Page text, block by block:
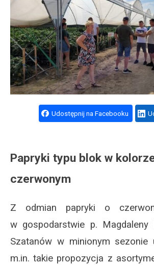
Udostępnij na Facebooku
Papryki typu blok w
czerwonym
Z odmian papryki o
w gospodarstwie p. Magdaleny
Szatanów w minionym sezonie
m.in. takie propozycja z